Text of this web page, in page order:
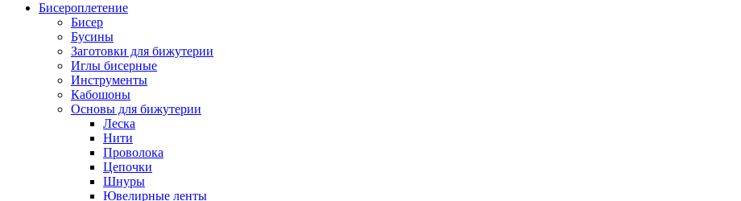
Бисероплетение
Бисер
Бусины
Заготовки для бижутерии
Иглы бисерные
Инструменты
Кабошоны
Основы для бижутерии
Леска
Нити
Проволока
Цепочки
Шнуры
Ювелирные ленты